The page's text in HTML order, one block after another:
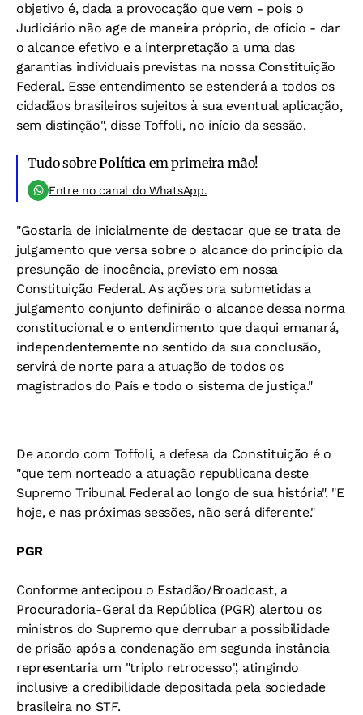
objetivo é, dada a provocação que vem - pois o
Judiciário não age de maneira próprio, de ofício - dar
o alcance efetivo e a interpretação a uma das
garantias individuais previstas na nossa Constituição
Federal. Esse entendimento se estenderá a todos os
cidadãos brasileiros sujeitos à sua eventual aplicação,
sem distinção", disse Toffoli, no início da sessão.
Tudo sobrePolíticaem primeira mão!
Entre no canal do WhatsApp.
"Gostaria de inicialmente de destacar que se trata de
julgamento que versa sobre o alcance do princípio da
presunção de inocência, previsto em nossa
Constituição Federal. As ações ora submetidas a
julgamento conjunto definirão o alcance dessa norma
constitucional e o entendimento que daqui emanará,
independentemente no sentido da sua conclusão,
servirá de norte para a atuação de todos os
magistrados do País e todo o sistema de justiça."
De acordo com Toffoli, a defesa da Constituição é o
"que tem norteado a atuação republicana deste
Supremo Tribunal Federal ao longo de sua história". "E
hoje, e nas próximas sessões, não será diferente."
PGR
Conforme antecipou o Estadão/Broadcast, a
Procuradoria-Geral da República (PGR) alertou os
ministros do Supremo que derrubar a possibilidade
de prisão após a condenação em segunda instância
representaria um "triplo retrocesso", atingindo
inclusive a credibilidade depositada pela sociedade
brasileira no STF.